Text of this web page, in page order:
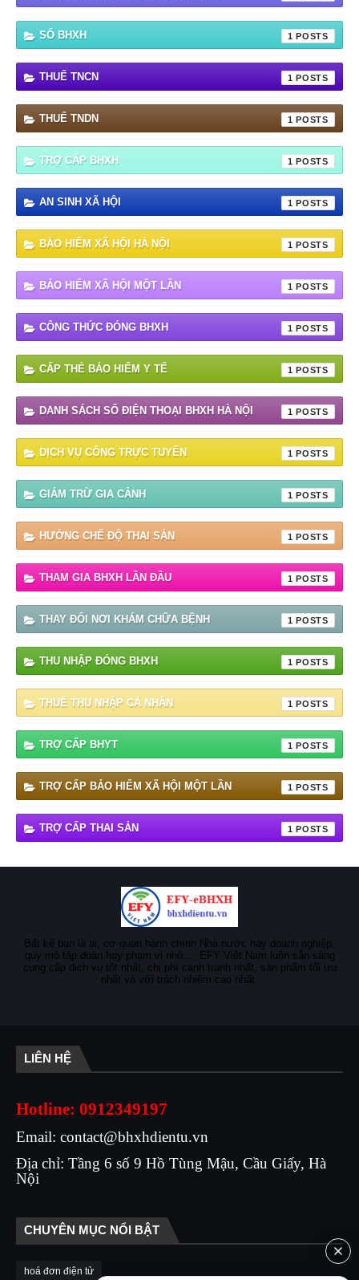
SỔ BHXH 1
THUẾ TNCN 1
THUẾ TNDN 1
TRỢ CẤP BHXH 1
AN SINH XÃ HỘI 1
BẢO HIỂM XÃ HỘI HÀ NỘI 1
BẢO HIỂM XÃ HỘI MỘT LẦN 1
CÔNG THỨC ĐÓNG BHXH 1
CẤP THẺ BẢO HIỂM Y TẾ 1
DANH SÁCH SỐ ĐIỆN THOẠI BHXH HÀ NỘI 1
DỊCH VỤ CÔNG TRỰC TUYẾN 1
GIẢM TRỪ GIA CẢNH 1
HƯỞNG CHẾ ĐỘ THAI SẢN 1
THAM GIA BHXH LẦN ĐẦU 1
THAY ĐỔI NƠI KHÁM CHỮA BỆNH 1
THU NHẬP ĐÓNG BHXH 1
THUẾ THU NHẬP CÁ NHÂN 1
TRỢ CẤP BHYT 1
TRỢ CẤP BẢO HIỂM XÃ HỘI MỘT LẦN 1
TRỢ CẤP THAI SẢN 1
Bất kể bạn là ai, cơ quan hành chính Nhà nước hay doanh nghiệp,
quy mô tập đoàn hay phạm vi nhỏ…, EFY Việt Nam luôn sẵn sàng
cung cấp dịch vụ tốt nhất, chi phí cạnh tranh nhất, sản phẩm tối ưu
nhất và với trách nhiệm cao nhất.
LIÊN HỆ
Hotline: 0912349197
Email: contact@bhxhdientu.vn
Địa chỉ: Tầng 6 số 9 Hồ Tùng Mậu, Cầu Giấy, Hà
Nội
CHUYÊN MỤC NỔI BẬT
hoá đơn điện tử